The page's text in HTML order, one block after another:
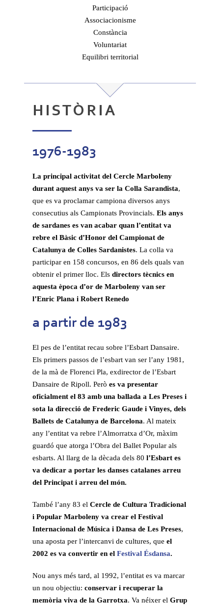
Participació
Associacionisme
Constància
Voluntariat
Equilibri territorial
HISTÒRIA
1976-1983
La principal activitat del Cercle Marboleny
durant aquest anys va ser la Colla Sarandista,
que es va proclamar campiona diversos anys
consecutius als Campionats Provincials. Els anys
de sardanes es van acabar quan l’entitat va
rebre el Bàsic d’Honor del Campionat de
Catalunya de Colles Sardanistes. La colla va
participar en 158 concursos, en 86 dels quals van
obtenir el primer lloc. Els directors tècnics en
aquesta època d’or de Marboleny van ser
l’Enric Plana i Robert Renedo
a partir de 1983
El pes de l’entitat recau sobre l’Esbart Dansaire.
Els primers passos de l’esbart van ser l’any 1981,
de la mà de Florenci Pla, exdirector de l’Esbart
Dansaire de Ripoll. Però es va presentar
oficialment el 83 amb una ballada a Les Preses i
sota la direcció de Frederic Gaude i Vinyes, dels
Ballets de Catalunya de Barcelona. Al mateix
any l’entitat va rebre l’Almorratxa d’Or, màxim
guardó que atorga l’Obra del Ballet Popular als
esbarts. Al llarg de la dècada dels 80 l’Esbart es
va dedicar a portar les danses catalanes arreu
del Principat i arreu del món.
També l’any 83 el Cercle de Cultura Tradicional
i Popular Marboleny va crear el Festival
Internacional de Música i Dansa de Les Preses,
una aposta per l’intercanvi de cultures, que el
2002 es va convertir en el Festival Ésdansa.
Nou anys més tard, al 1992, l’entitat es va marcar
un nou objectiu: conservar i recuperar la
memòria viva de la Garrotxa. Va néixer el Grup